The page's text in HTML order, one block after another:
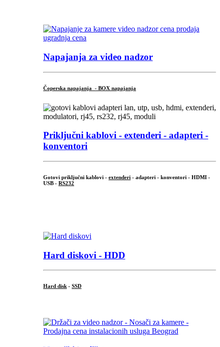
Napajanja za video nadzor
Čoperska napajanja - BOX napajanja
Priključni kablovi - extenderi - adapteri -
konventori
Gotovi priključni kablovi - extenderi - adapteri - konventori - HDMI -
USB - RS232
Hard diskovi - HDD
Hard disk - SSD